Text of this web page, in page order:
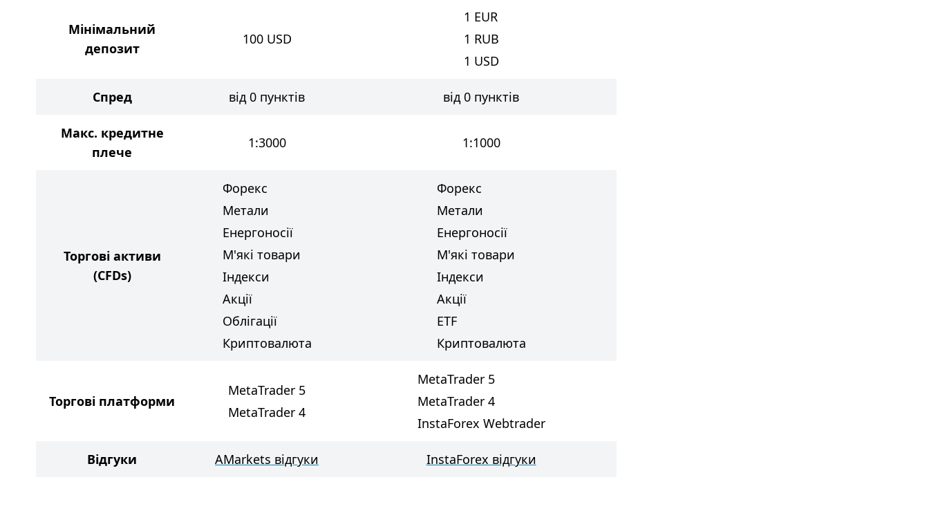
Мінімальний
депозит
100 USD
1 EUR
1 RUB
1 USD
Спред від 0 пунктів від 0 пунктів
Макс. кредитне
плече
1:3000 1:1000
Торгові активи
(CFDs)
Форекс
Метали
Енергоносії
М'які товари
Індекси
Акції
Облігації
Криптовалюта
Форекс
Метали
Енергоносії
М'які товари
Індекси
Акції
ETF
Криптовалюта
Торгові платформи
MetaTrader 5
MetaTrader 4
MetaTrader 5
MetaTrader 4
InstaForex Webtrader
Відгуки AMarkets відгуки InstaForex відгуки